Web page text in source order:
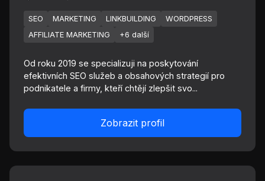
SEO MARKETING LINKBUILDING
WORDPRESS
AFFILIATE MARKETING
+6 další
Od roku 2019 se specializuji na poskytování
efektivních SEO služeb a obsahových strategií pro
podnikatele a firmy, kteří chtějí zlepšit svo...
Zobrazit profil